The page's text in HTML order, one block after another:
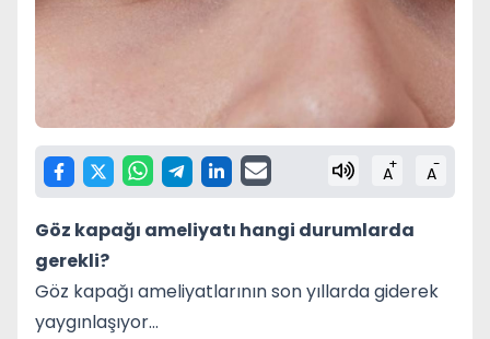
A+ A-
Göz kapağı ameliyatı hangi durumlarda
gerekli?
Göz kapağı ameliyatlarının son yıllarda giderek
yaygınlaşıyor...